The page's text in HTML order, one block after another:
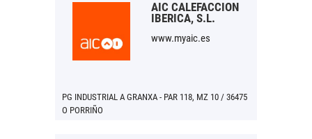
AIC CALEFACCION
IBERICA, S.L.
www.myaic.es
PG INDUSTRIAL A GRANXA - PAR 118, MZ 10 / 36475
O PORRIÑO